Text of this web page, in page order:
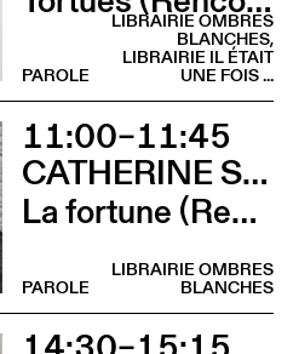
LIBRAIRIE OMBRES
BLANCHES,
LIBRAIRIE IL ÉTAIT
UNE FOIS ...
PAROLE
11:00–11:45
CATHERINE SAFONOFF
La fortune (Rencontre)
LIBRAIRIE OMBRES
BLANCHES
PAROLE